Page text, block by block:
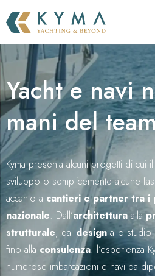
Yacht e navi
mani del
Kyma presenta alcuni progetti di cui
sviluppo o semplicemente alcune
accanto a cantieri e partner tra i
nazionale. Dall’architettura alla
strutturale, dal designallo studio
fino alla consulenza: l’esperienza
numerose imbarcazioni e navi da